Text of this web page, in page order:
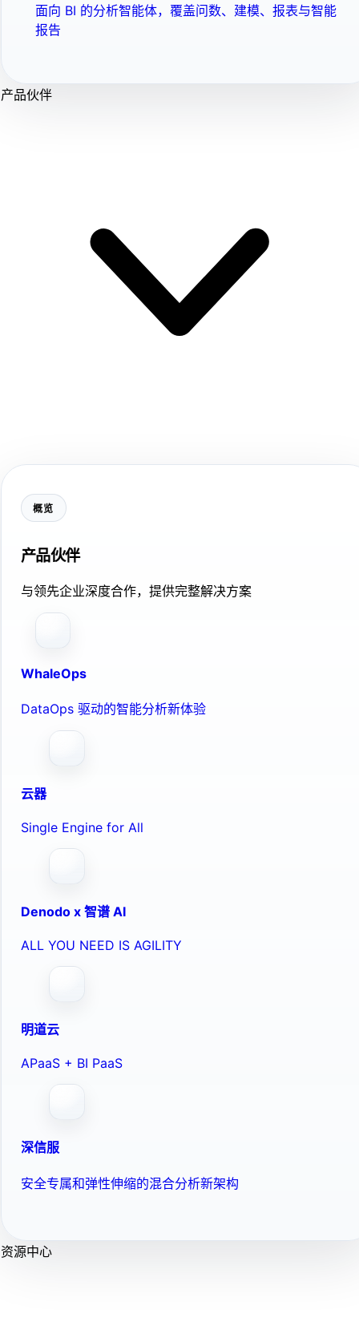
面向 BI 的分析智能体，覆盖问数、建模、报表与智能
报告
产品伙伴
概览
产品伙伴
与领先企业深度合作，提供完整解决方案
WhaleOps
DataOps 驱动的智能分析新体验
云器
Single Engine for All
Denodo x 智谱 AI
ALL YOU NEED IS AGILITY
明道云
APaaS + BI PaaS
深信服
安全专属和弹性伸缩的混合分析新架构
资源中心